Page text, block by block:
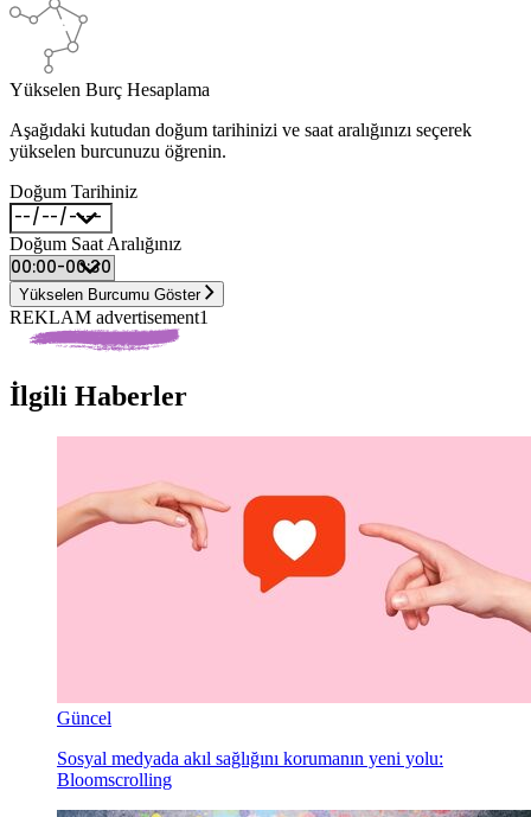
Yükselen Burç Hesaplama
Aşağıdaki kutudan doğum tarihinizi ve saat aralığınızı seçerek
yükselen burcunuzu öğrenin.
Doğum Tarihiniz
Doğum Saat Aralığınız
Yükselen Burcumu Göster
REKLAM advertisement1
İlgili Haberler
Güncel
Sosyal medyada akıl sağlığını korumanın yeni yolu:
Bloomscrolling